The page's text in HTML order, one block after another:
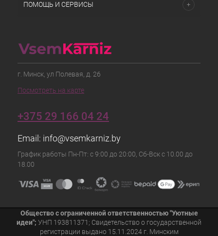
ПОМОЩЬ И СЕРВИСЫ
г. Минск, ул Полевая, д. 26
Посмотреть на карте
+375 29 166 04 24
Email: info@vsemkarniz.by
График работы Пн-Пт: с 9:00 до 20:00, Сб-Вск с 10.00 до
18.00
Общество с ограниченной ответственностью "Уютные
идеи"; УНП 193811371; Свидетельство о государственной
регистрации выдано 15.11.2024 г. Минским